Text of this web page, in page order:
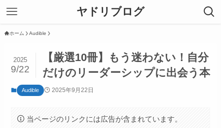
ヤドリブログ
ホーム Audible
【厳選10冊】もう迷わない！自分
だけのリーダーシップに出会う本
2025
9/22
Audible 2025年9月22日
当ページのリンクには広告が含まれています。